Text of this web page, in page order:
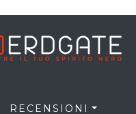
RECENSIONI